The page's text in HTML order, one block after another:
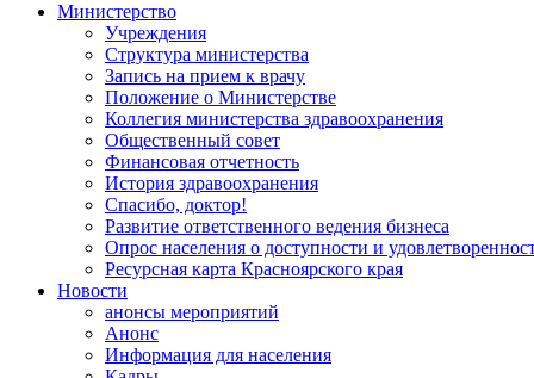
Министерство
Учреждения
Структура министерства
Запись на прием к врачу
Положение о Министерстве
Коллегия министерства здравоохранения
Общественный совет
Финансовая отчетность
История здравоохранения
Спасибо, доктор!
Развитие ответственного ведения бизнеса
Опрос населения о доступности и
Ресурсная карта Красноярского края
Новости
анонсы мероприятий
Анонс
Информация для населения